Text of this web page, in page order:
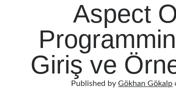
Aspect
Giriş ve
Published byGökhan Gökalp